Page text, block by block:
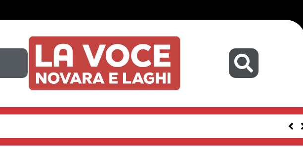
in Parlamento, il nipote Cattaneo replica: «Prima ci si documenti sulla storia»